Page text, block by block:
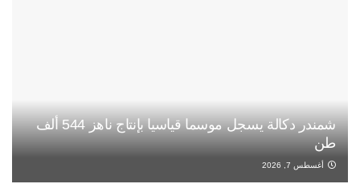
شمندر دكالة يسجل موسما قياسيا بإنتاج ناهز 544 ألف
طن
أغسطس 7, 2026